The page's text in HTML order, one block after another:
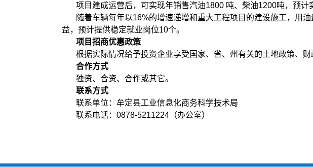
项目建成运营后，可实现年销售汽油1800 吨、柴油1200吨，预计
随着车辆每年以16%的增速递增和重大工程项目的建设施工，用
益，预计提供稳定就业岗位10个。
项目招商优惠政策
根据实际情况给予投资企业享受国家、省、州有关的土地政策、
合作方式
独资、合资、合作或其它。
联系方式
联系单位：牟定县工业信息化商务科学技术局
联系电话：0878-5211224（办公室）